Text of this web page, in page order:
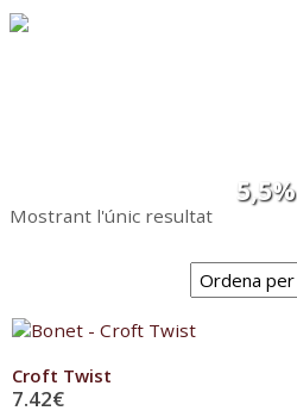
5,5%
Mostrant l'únic resultat
Croft Twist
7.42€